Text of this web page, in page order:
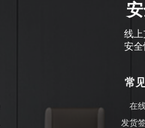
线
安
常
在
发货